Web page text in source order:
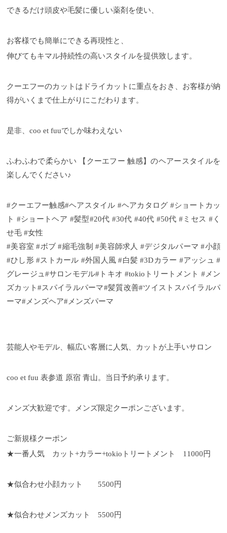
できるだけ頭皮や毛髪に優しい薬剤を使い、
お客様でも簡単にできる再現性と、
伸びてもキマル持続性の高いスタイルを提供致します。
クーエフーのカットはドライカットに重点をおき、お客様が納
得がいくまで仕上がりにこだわります。
是非、coo et fuuでしか味わえない
ふわふわで柔らかい 【クーエフー 触感】のヘアースタイルを
楽しんでください♪
#クーエフー触感#ヘアスタイル #ヘアカタログ #ショートカッ
ト #ショートヘア #髪型#20代 #30代 #40代 #50代 #ミセス #く
せ毛 #女性
#美容室 #ボブ #縮毛強制 #美容師求人 #デジタルパーマ #小顔
#ひし形 #ストカール #外国人風 #白髪 #3Dカラー #アッシュ #
グレージュ#サロンモデル#トキオ #tokioトリートメント #メン
ズカット#スパイラルパーマ#髪質改善#ツイストスパイラルパ
ーマ#メンズヘア#メンズパーマ
芸能人やモデル、幅広い客層に人気、カットが上手いサロン
coo et fuu 表参道 原宿 青山。当日予約承ります。
メンズ大歓迎です。メンズ限定クーポンございます。
ご新規様クーポン
★一番人気 カット+カラー+tokioトリートメント 11000円
★似合わせ小顔カット 5500円
★似合わせメンズカット 5500円